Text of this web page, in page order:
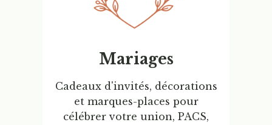
Mariages
Cadeaux d'invités, décorations
et marques-places pour
célébrer votre union, PACS,